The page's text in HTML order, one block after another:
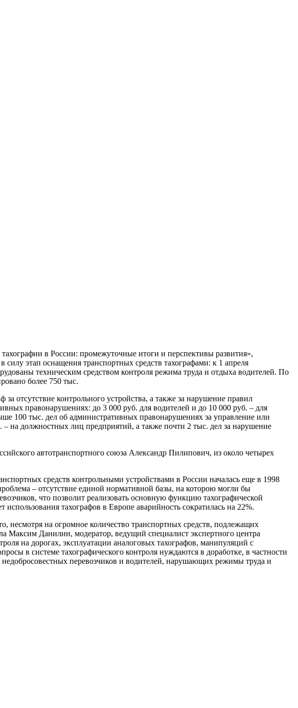
в России: промежуточные итоги и перспективы развития»,
этап оснащения транспортных средств тахографами: к 1 апреля
техническим средством контроля режима труда и отдыха водителей. По
более 750 тыс.
отсутствие контрольного устройства, а также за нарушение правил
правонарушениях: до 3 000 руб. для водителей и до 10 000 руб. – для
100 тыс. дел об административных правонарушениях за управление или
на должностных лиц предприятий, а также почти 2 тыс. дел за нарушение
автотранспортного союза Александр Пилипович, из около четырех
средств контрольными устройствами в России началась еще в 1998
– отсутствие единой нормативной базы, на которою могли бы
что позволит реализовать основную функцию тахографической
тахографов в Европе аварийность сократилась на 22%.
несмотря на огромное количество транспортных средств, подлежащих
Максим Данилин, модератор, ведущий специалист экспертного центра
на дорогах, эксплуатации аналоговых тахографов, манипуляций с
в системе тахографического контроля нуждаются в доработке, в частности
перевозчиков и водителей, нарушающих режимы труда и